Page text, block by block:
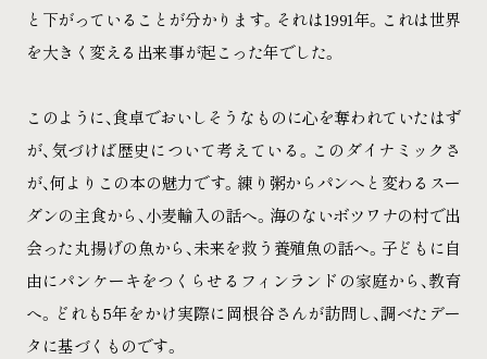
と下がっていることが分かります。それは1991年。これは世界
を大きく変える出来事が起こった年でした。
このように、食卓でおいしそうなものに心を奪われていたはず
が、気づけば歴史について考えている。このダイナミックさ
が、何よりこの本の魅力です。練り粥からパンへと変わるスー
ダンの主食から、小麦輸入の話へ。海のないボツワナの村で出
会った丸揚げの魚から、未来を救う養殖魚の話へ。子どもに自
由にパンケーキをつくらせるフィンランドの家庭から、教育
へ。どれも5年をかけ実際に岡根谷さんが訪問し、調べたデー
タに基づくものです。